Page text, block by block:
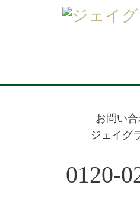
お問い
ジェイグ
0120-